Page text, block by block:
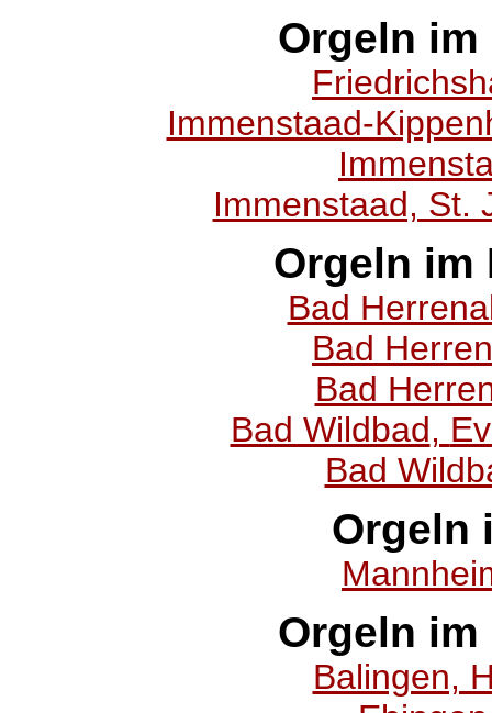
Orgeln
Immenstaad-
Immenstaad, St.
Orgeln im
Bad
Bad
Bad
Bad Wildbad,
Bad
Orgeln
Orgeln
Balingen,